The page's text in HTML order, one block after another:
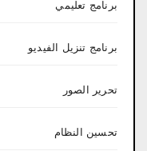
برنامج تعليمي
برنامج تنزيل الفيديو
تحرير الصور
تحسين النظام